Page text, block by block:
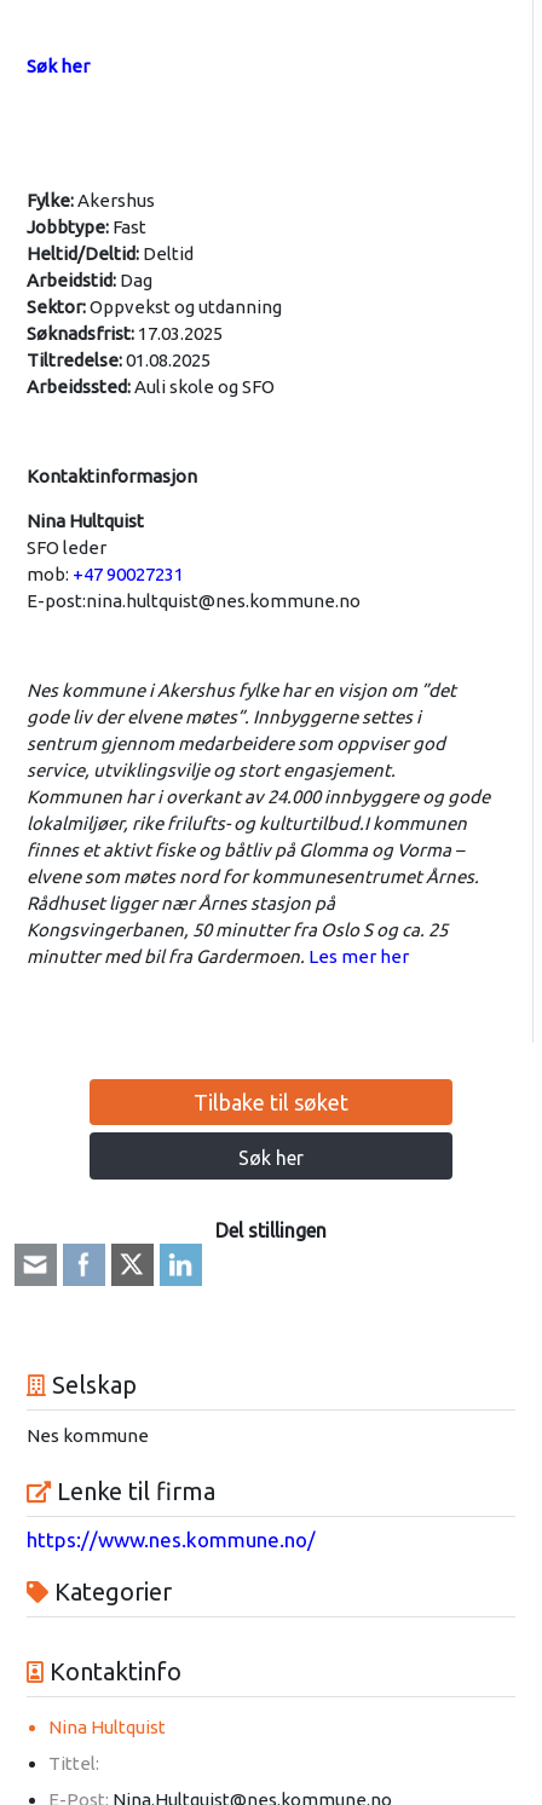
Søk her
Fylke:Akershus
Jobbtype: Fast
Heltid/Deltid: Deltid
Arbeidstid: Dag
Sektor:Oppvekst og utdanning
Søknadsfrist: 17.03.2025
Tiltredelse:01.08.2025
Arbeidssted:Auli skole og SFO
Kontaktinformasjon
Nina Hultquist
SFO leder
mob: +47 90027231
E-post:nina.hultquist@nes.kommune.no
Nes kommune i Akershus fylke har en visjon om ”det
gode liv der elvene møtes”. Innbyggerne settes i
sentrum gjennom medarbeidere som oppviser god
service, utviklingsvilje og stort engasjement.
Kommunen har i overkant av 24.000 innbyggere og gode
lokalmiljøer, rike frilufts- og kulturtilbud.I kommunen
finnes et aktivt fiske og båtliv på Glomma og Vorma –
elvene som møtes nord for kommunesentrumet Årnes.
Rådhuset ligger nær Årnes stasjon på
Kongsvingerbanen, 50 minutter fra Oslo S og ca. 25
minutter med bil fra Gardermoen. Les mer her
Tilbake til søket
Søk her
Del stillingen
Selskap
Nes kommune
Lenke til firma
https://www.nes.kommune.no/
Kategorier
Kontaktinfo
Nina Hultquist
Tittel:
E-Post: Nina.Hultquist@nes.kommune.no